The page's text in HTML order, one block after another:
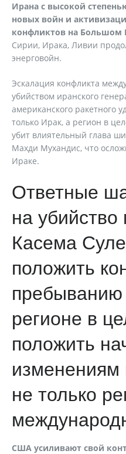
Ирана с высокой
новых войн и
конфликтов на Большом
Сирии, Ирака, Ливии
энерговойн.
Эскалация конфликта
убийством иранского
американского ракетного
только Ирак, а регион в
убит влиятельный глава
Махди Мухандис, что
Ираке.
Ответные
на убийство
Касема
положить
регионе в
положить
изменениям
не только
США усиливают свой